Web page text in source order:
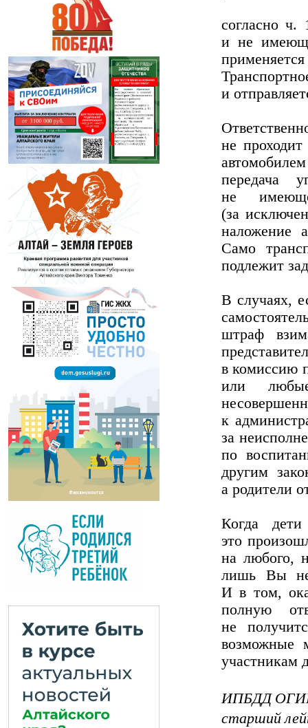
согласно
и не
и
не
передача
не
(за
наложение
Само
подлежит
В случаях,
штраф
в комиссию
или
к
за
по
другим
а родители
Когда
это
на любого,
лишь Вы
И в том,
полную
не
возможные
участникам
ИПБДД
старший